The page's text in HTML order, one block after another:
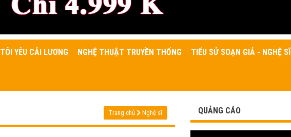
TÔI YÊU CẢI LƯƠNG NGHỆ THUẬT TRUYỀN THỐNG TIỂU SỬ SOẠN GIẢ - NGHỆ SĨ
Trang chủ Nghệ sĩ QUẢNG CÁO